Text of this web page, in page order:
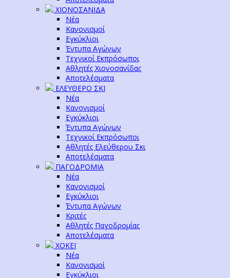
ΧΙΟΝΟΣΑΝΙΔΑ
Νέα
Κανονισμοί
Εγκύκλιοι
Έντυπα Αγώνων
Τεχνικοί Εκπρόσωποι
Αθλητές Χιονοσανίδας
Αποτελέσματα
ΕΛΕΥΘΕΡΟ ΣΚΙ
Νέα
Κανονισμοί
Εγκύκλιοι
Έντυπα Αγώνων
Τεχνικοί Εκπρόσωποι
Αθλητές Ελεύθερου Σκι
Αποτελέσματα
ΠΑΓΟΔΡΟΜΙΑ
Νέα
Κανονισμοί
Εγκύκλιοι
Έντυπα Αγώνων
Κριτές
Αθλητές Παγοδρομίας
Αποτελέσματα
ΧΟΚΕΪ
Νέα
Κανονισμοί
Εγκύκλιοι